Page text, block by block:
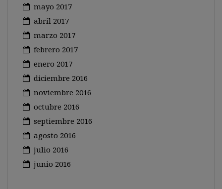
mayo 2017
abril 2017
marzo 2017
febrero 2017
enero 2017
diciembre 2016
noviembre 2016
octubre 2016
septiembre 2016
agosto 2016
julio 2016
junio 2016